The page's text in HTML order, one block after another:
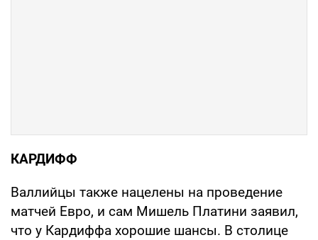
КАРДИФФ
Валлийцы также нацелены на проведение
матчей Евро, и сам Мишель Платини заявил,
что у Кардиффа хорошие шансы. В столице